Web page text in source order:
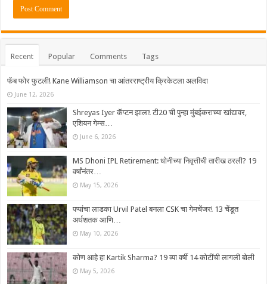
Recent Popular Comments Tags
फॅब फोर फुटली! Kane Williamson चा आंतरराष्ट्रीय क्रिकेटला अलविदा
June 12, 2026
Shreyas Iyer कॅप्टन झाला! टी20 ची पुन्हा मुंबईकराच्या खांद्यावर,
एशियन गेम्स…
June 6, 2026
MS Dhoni IPL Retirement: धोनीच्या निवृत्तीची तारीख ठरली? 19
वर्षांनंतर…
May 15, 2026
पप्पांचा लाडका Urvil Patel बनला CSK चा गेमचेंजर! 13 चेंडूत
अर्धशतक आणि…
May 10, 2026
कोण आहे हा Kartik Sharma? 19 व्या वर्षी 14 कोटींची लागली बोली
May 5, 2026